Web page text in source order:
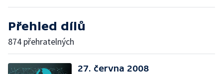
Přehled dílů
874 přehratelných
27. června 2008